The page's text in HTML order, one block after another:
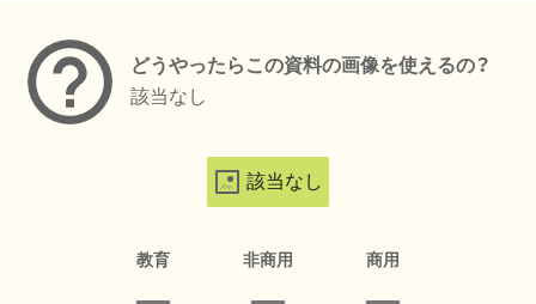
どうやったらこの資料の画像を使えるの？
該当なし
該当なし
教育 非商用 商用